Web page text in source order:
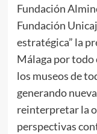
Fundación
Fundación
estratégica” la
Málaga por
los museos de
generando
reinterpretar la
perspectivas